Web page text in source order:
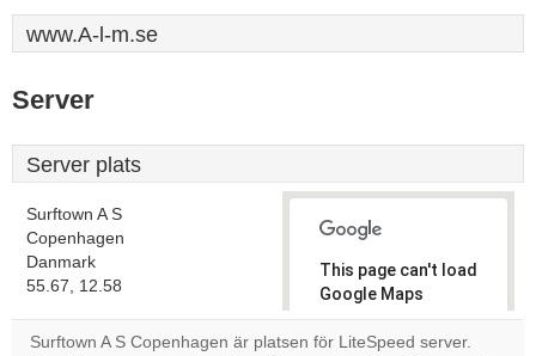
www.A-l-m.se
Server
Server plats
Surftown A S
Copenhagen
Danmark
55.67, 12.58
This page can't load
Google Maps
correctly.
Surftown A S Copenhagen är platsen för LiteSpeed server.